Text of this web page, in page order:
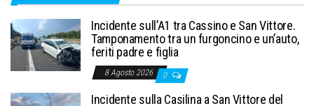
Incidente sull’A1 tra Cassino e San Vittore.
Tamponamento tra un furgoncino e un’auto,
feriti padre e figlia
8 Agosto 2026 0
Incidente sulla Casilina a San Vittore del